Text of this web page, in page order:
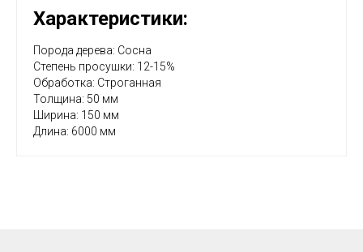
Характеристики:
Порода дерева: Сосна
Степень просушки: 12-15%
Обработка: Строганная
Толщина: 50 мм
Ширина: 150 мм
Длина: 6000 мм